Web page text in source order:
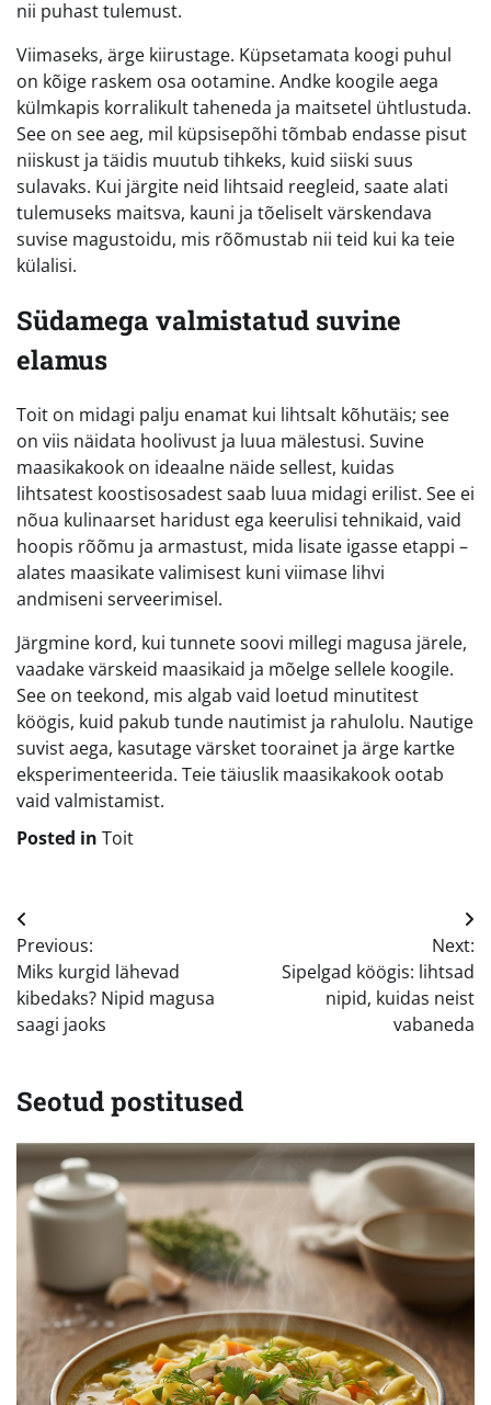
nii puhast tulemust.
Viimaseks, ärge kiirustage. Küpsetamata koogi puhul
on kõige raskem osa ootamine. Andke koogile aega
külmkapis korralikult taheneda ja maitsetel ühtlustuda.
See on see aeg, mil küpsisepõhi tõmbab endasse pisut
niiskust ja täidis muutub tihkeks, kuid siiski suus
sulavaks. Kui järgite neid lihtsaid reegleid, saate alati
tulemuseks maitsva, kauni ja tõeliselt värskendava
suvise magustoidu, mis rõõmustab nii teid kui ka teie
külalisi.
Südamega valmistatud suvine
elamus
Toit on midagi palju enamat kui lihtsalt kõhutäis; see
on viis näidata hoolivust ja luua mälestusi. Suvine
maasikakook on ideaalne näide sellest, kuidas
lihtsatest koostisosadest saab luua midagi erilist. See ei
nõua kulinaarset haridust ega keerulisi tehnikaid, vaid
hoopis rõõmu ja armastust, mida lisate igasse etappi –
alates maasikate valimisest kuni viimase lihvi
andmiseni serveerimisel.
Järgmine kord, kui tunnete soovi millegi magusa järele,
vaadake värskeid maasikaid ja mõelge sellele koogile.
See on teekond, mis algab vaid loetud minutitest
köögis, kuid pakub tunde nautimist ja rahulolu. Nautige
suvist aega, kasutage värsket toorainet ja ärge kartke
eksperimenteerida. Teie täiuslik maasikakook ootab
vaid valmistamist.
Posted in Toit
Navigeerimine
Previous:
Miks kurgid lähevad
kibedaks? Nipid magusa
saagi jaoks
Next:
Sipelgad köögis: lihtsad
nipid, kuidas neist
vabaneda
Seotud postitused